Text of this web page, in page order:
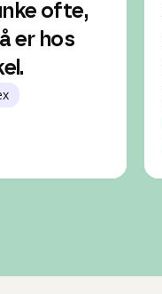
ofte,
er hos